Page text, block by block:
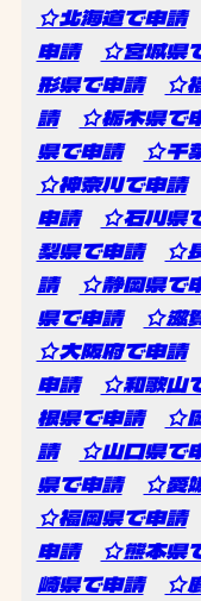
☆北海道で申請
申請
☆宮城県
形県で申請
☆
請
☆栃木県で
県で申請
☆千
☆神奈川で申請
申請
☆石川県
梨県で申請
☆
請
☆静岡県で
県で申請
☆滋
☆大阪府で申請
申請
☆和歌山
根県で申請
☆
請
☆山口県で
県で申請
☆愛
☆福岡県で申請
申請
☆熊本県
崎県で申請
☆